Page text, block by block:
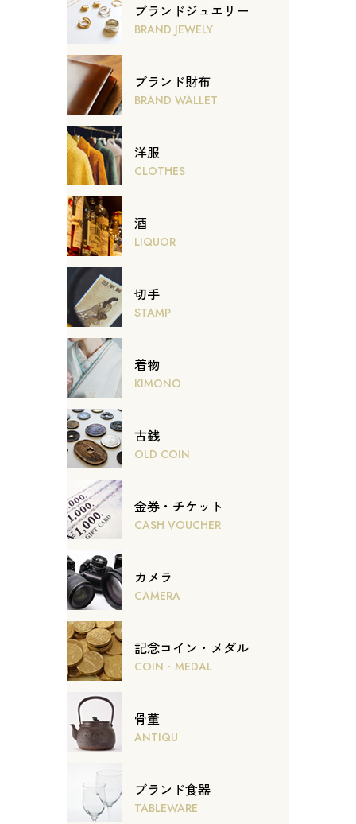
ブランドジュエリー
BRAND JEWELY
ブランド財布
BRAND WALLET
洋服
CLOTHES
酒
LIQUOR
切手
STAMP
着物
KIMONO
古銭
OLD COIN
金券・チケット
CASH VOUCHER
カメラ
CAMERA
記念コイン・メダル
COIN・MEDAL
骨董
ANTIQU
ブランド食器
TABLEWARE